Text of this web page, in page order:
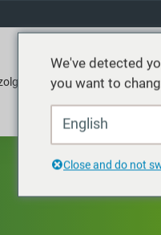
We've detected
you want to
English
Close and do not